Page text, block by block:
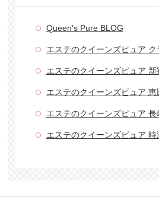
Queen's Pure BLOG
エステのクイーンズピュア
エステのクイーンズピュア
エステのクイーンズピュア
エステのクイーンズピュア 長
エステのクイーンズピュア